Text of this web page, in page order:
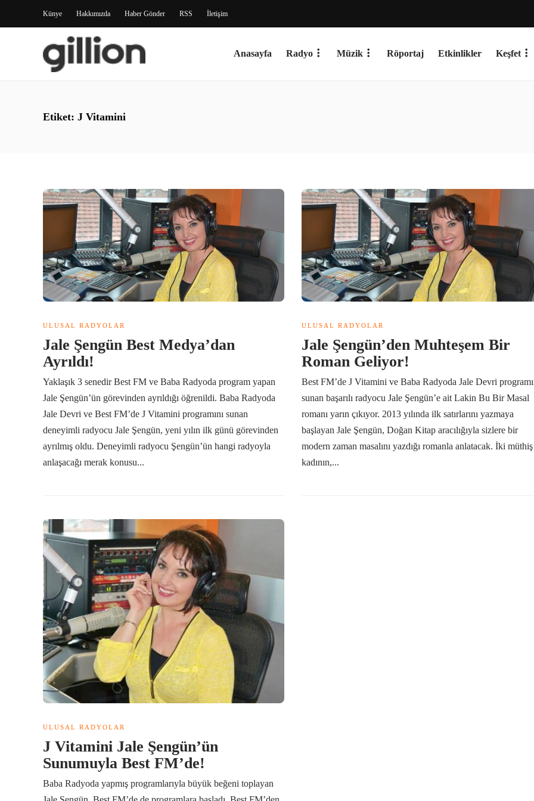
Künye Hakkımızda Haber Gönder RSS İletişim
Anasayfa Radyo Müzik Röportaj Etkinlikler Keşfet
Etiket: J Vitamini
ULUSAL RADYOLAR
Jale Şengün Best Medya’dan
Ayrıldı!
Yaklaşık 3 senedir Best FM ve Baba Radyoda program yapan
Jale Şengün’ün görevinden ayrıldığı öğrenildi. Baba Radyoda
Jale Devri ve Best FM’de J Vitamini programını sunan
deneyimli radyocu Jale Şengün, yeni yılın ilk günü görevinden
ayrılmış oldu. Deneyimli radyocu Şengün’ün hangi radyoyla
anlaşacağı merak konusu...
ULUSAL RADYOLAR
Jale Şengün’den Muhteşem Bir
Roman Geliyor!
Best FM’de J Vitamini ve Baba Radyoda Jale Devri
sunan başarılı radyocu Jale Şengün’e ait Lakin Bu Bir Masal
romanı yarın çıkıyor. 2013 yılında ilk satırlarını yazmaya
başlayan Jale Şengün, Doğan Kitap aracılığıyla sizlere bir
modern zaman masalını yazdığı romanla anlatacak. İki müthiş
kadının,...
ULUSAL RADYOLAR
J Vitamini Jale Şengün’ün
Sunumuyla Best FM’de!
Baba Radyoda yapmış programlarıyla büyük beğeni toplayan